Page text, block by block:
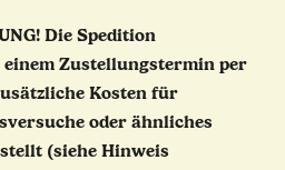
Die Spedition
Zustellungstermin per
Kosten für
oder ähnliches
(siehe Hinweis